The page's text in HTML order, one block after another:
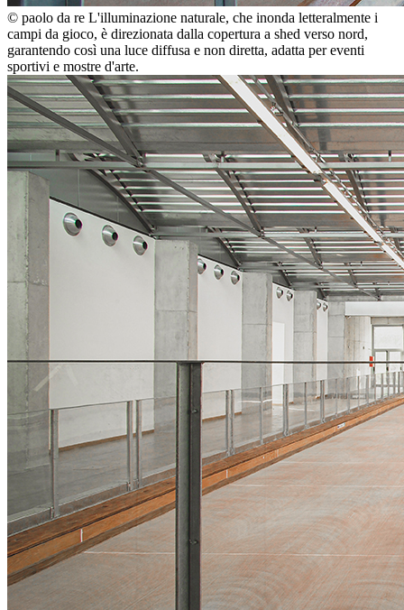
© paolo da re L'illuminazione naturale, che inonda letteralmente i
campi da gioco, è direzionata dalla copertura a shed verso nord,
garantendo così una luce diffusa e non diretta, adatta per eventi
sportivi e mostre d'arte.